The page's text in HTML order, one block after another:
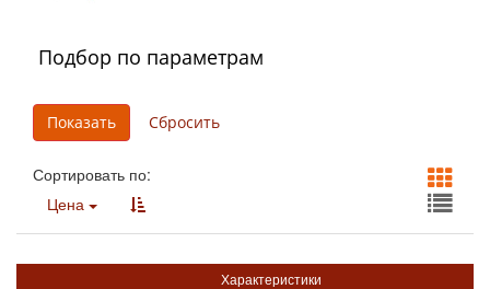
Подбор по параметрам
Сортировать по:
Цена
Характеристики